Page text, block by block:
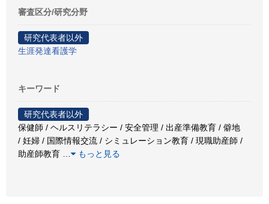
審査区分/研究分野
研究代表者以外
生涯発達看護学
キーワード
研究代表者以外
保健師 / ヘルスリテラシー / 安全管理 / 出産準備教育 / 僻地
/ 妊婦 / 国際情報交流 / シミュレーション教育 / 現職助産師 /
助産師教育
もっと見る